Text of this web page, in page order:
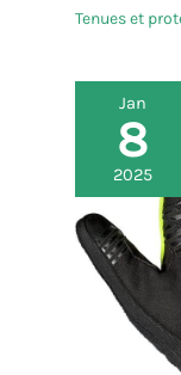
Tenues et
Jan
8
2025